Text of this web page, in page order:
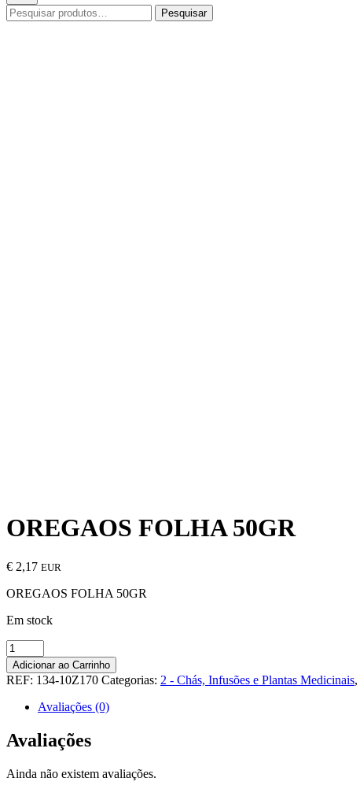
Pesquisar
OREGAOS FOLHA 50GR
€ 2,17 EUR
OREGAOS FOLHA 50GR
Em stock
Quantidade
de
OREGAOS
FOLHA
50GR
Adicionar ao Carrinho
REF: 134-10Z170 Categorias: 2 - Chás, Infusões e Plantas Medicinais,
Avaliações (0)
Avaliações
Ainda não existem avaliações.